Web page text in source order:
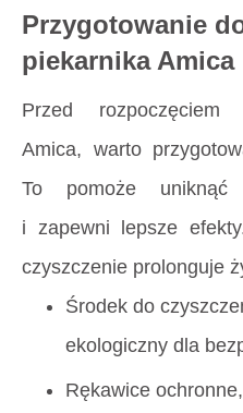
Przygotowanie
piekarnika Amica
Przed rozpoczęciem
Amica, warto
To pomoże uniknąć
i zapewni lepsze
czyszczenie prolonguje
Środek do
ekologiczny dla
Rękawice